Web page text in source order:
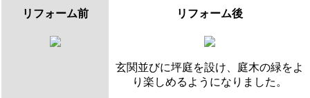
リフォーム前 リフォーム後
玄関並びに坪庭を設け、庭木の緑をよ
り楽しめるようになりました。